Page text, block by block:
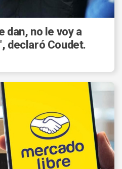
dan, no le voy a
declaró Coudet.